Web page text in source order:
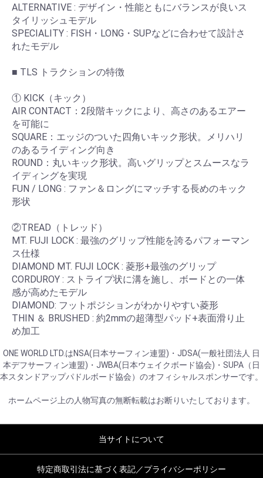
ALTERNATIVE : デザイン・性能ともにバランスが良いス
タイリッシュモデル
SPECIALITY : FISH・LONG・SUPなどに合わせて設計さ
れたモデル
■ TLS トラクションの特徴
① KICK（キック）
AIR CONTACT：2段階キックにより、高さのあるエアー
を可能に
SQUARE：エッジのついた四角いキック形状。メリハリ
のあるライディング向き
ROUND：丸いキック形状。高いグリップとスムースなラ
イディングを実現
FUN / LONG : ファン＆ロングにマッチする長めのキック
形状
②TREAD（トレッド）
MT. FUJI LOCK : 最強のグリップ性能を誇るパフォーマン
ス仕様
DIAMOND MT. FUJI LOCK : 菱形+最強のグリップ
CORDUROY : ストライプ状に溝を施し、ボードとの一体
感が高めたモデル
DIAMOND: フットポジションがわかりやすい菱形
THIN ＆ BRUSHED : 約2mmの超薄型パッド+表面滑り止
め加工
ONE WORLD LTD.はNSA(日本サーフィン連盟)・JDSA(一般社団法人 日
本デフサーフィン連盟)・JWBA(日本ウェイクボード協会)・SUPA（日
本スタンドアップパドルボード協会）のオフィシャルスポンサーです。
ホームページ上の人物写真の無断転載はお断りいたしております。
当サイトについて
特定商取引法に基づく表記／プライバシーポリシー